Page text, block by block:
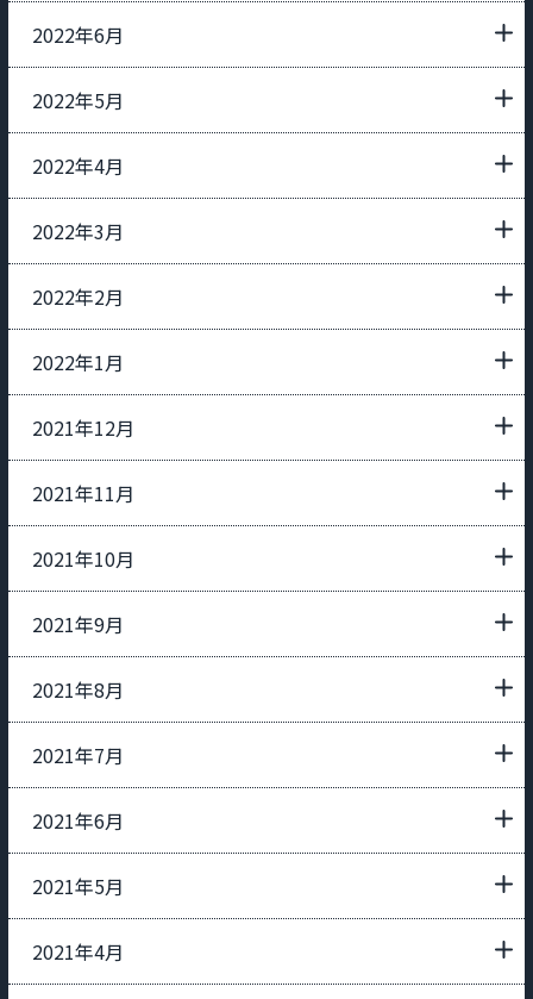
2022年6月
2022年5月
2022年4月
2022年3月
2022年2月
2022年1月
2021年12月
2021年11月
2021年10月
2021年9月
2021年8月
2021年7月
2021年6月
2021年5月
2021年4月